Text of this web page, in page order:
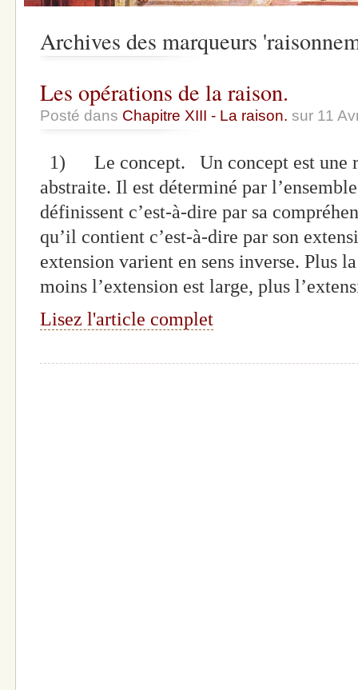
Archives des marqueurs
Les opérations de la raison.
Posté dans Chapitre XIII - La raison. sur 11
1) Le concept. Un concept est une
abstraite. Il est déterminé par
définissent c’est-à-dire par sa
qu’il contient c’est-à-dire par son
extension varient en sens inverse. Plus
moins l’extension est large, plus
Lisez l'article complet